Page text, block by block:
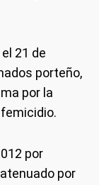
21 de
porteño,
por la
por
atenuado por